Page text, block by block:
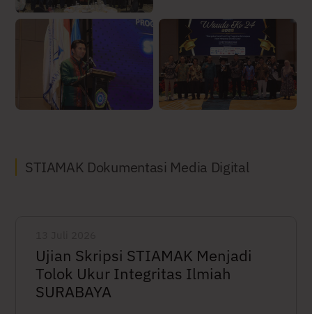
STIAMAK Dokumentasi Media Digital
Ujian Skripsi STIAMAK Menjadi
Tolok Ukur Integritas Ilmiah
SURABAYA